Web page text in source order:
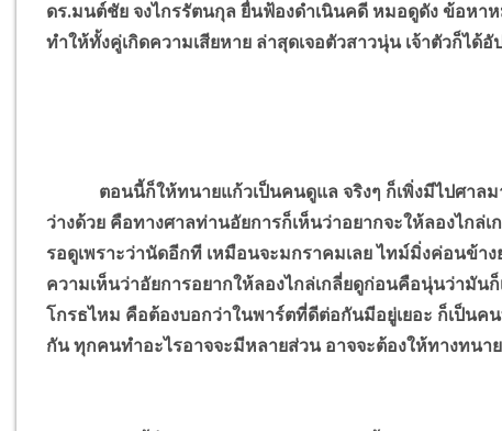
ดร.มนต์ชัย จงไกรรัตนกุล ยื่นฟ้องดำเนินคดี หมอดูดัง ข้อห
ทำให้ทั้งคู่เกิดความเสียหาย ล่าสุดเจอตัวสาวนุ่น เจ้าตัวก็ได้อั
ตอนนี้ก็ให้ทนายแก้วเป็นคนดูแล จริงๆ ก็เพิ่งมีไปศาลมา
ว่างด้วย คือทางศาลท่านอัยการก็เห็นว่าอยากจะให้ลองไก
รอดูเพราะว่านัดอีกที เหมือนจะมกราคมเลย ไทม์มิ่งค่อนข้า
ความเห็นว่าอัยการอยากให้ลองไกล่เกลี่ยดูก่อนคือนุ่นว่ามัน
โกรธไหม คือต้องบอกว่าในพาร์ตที่ดีต่อกันมีอยู่เยอะ ก็เป็นค
กัน ทุกคนทำอะไรอาจจะมีหลายส่วน อาจจะต้องให้ทางทนาย